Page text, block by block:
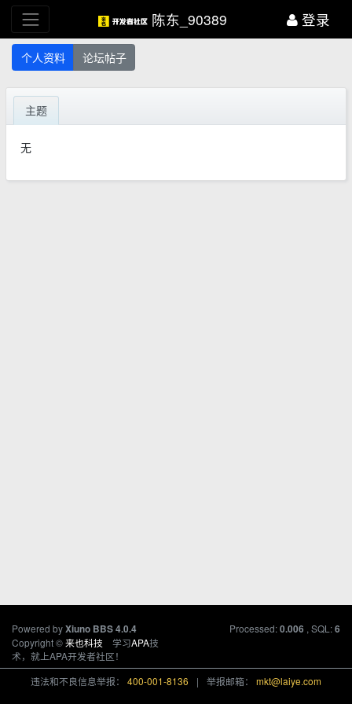
陈东_90389 登录
个人资料 论坛帖子
主题
无
Powered byXiuno BBS4.0.4
Copyright ©来也科技 学习APA技
术，就上APA开发者社区！
Processed:0.006 , SQL:6
违法和不良信息举报： 400-001-8136 | 举报邮箱： mkt@laiye.com